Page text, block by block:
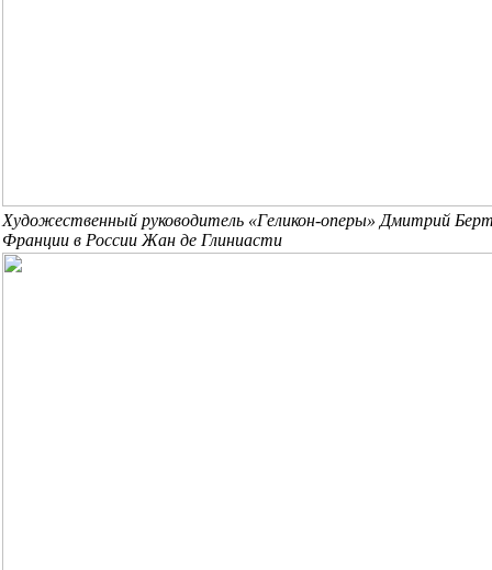
Художественный руководитель «Геликон-оперы» Дмитрий
Франции в России Жан де Глиниасти